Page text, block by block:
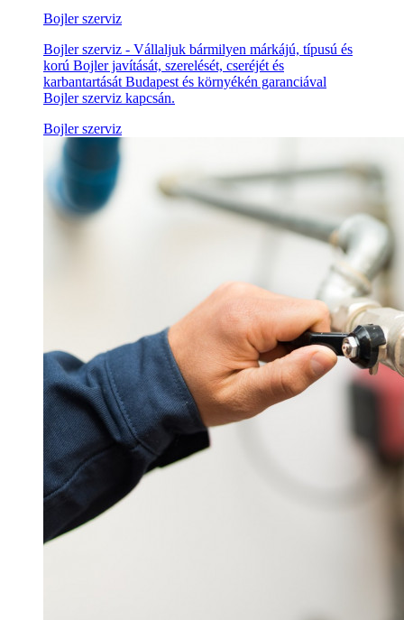
Bojler szerviz
Bojler szerviz - Vállaljuk bármilyen márkájú, típusú és
korú Bojler javítását, szerelését, cseréjét és
karbantartását Budapest és környékén garanciával
Bojler szerviz kapcsán.
Bojler szerviz